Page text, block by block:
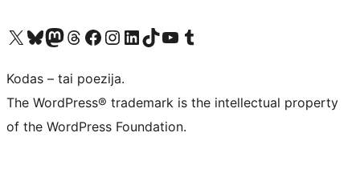
Visit our X (formerly Twitter) account
Apsilankykite mūsų Bluesky paskyroje
Visit our Mastodon account
Apsilankykite mūsų Threads paskyroje
Visit our Facebook page
Visit our Instagram account
Visit our LinkedIn account
Apsilankykite mūsų TikTok paskyroje
Visit our YouTube channel
Apsilankykite mūsų Tumblr paskyroje
Kodas – tai poezija.
The WordPress® trademark is the intellectual property
of the WordPress Foundation.